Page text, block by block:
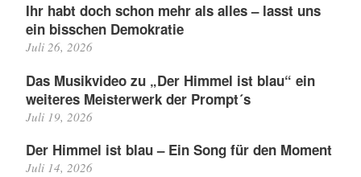
Ihr habt doch schon mehr als alles – lasst uns
ein bisschen Demokratie
Juli 26, 2026
Das Musikvideo zu „Der Himmel ist blau“ ein
weiteres Meisterwerk der Prompt´s
Juli 19, 2026
Der Himmel ist blau – Ein Song für den Moment
Juli 14, 2026